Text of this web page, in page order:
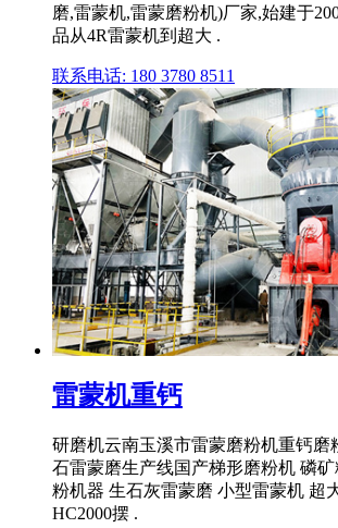
磨,雷蒙机,雷蒙磨粉机)厂家,始建于
品从4R雷蒙机到超大 .
联系电话: 180 3780 8511
雷蒙机重钙
研磨机云南玉溪市雷蒙磨粉机重钙磨
石雷蒙磨生产线国产梯形磨粉机 磷
粉机器 生石灰雷蒙磨 小型雷蒙机 超
HC2000摆 .